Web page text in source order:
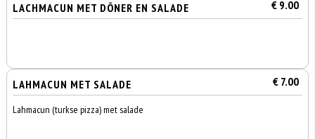
LACHMACUN MET DÖNER EN SALADE € 9.00
LAHMACUN MET SALADE € 7.00
Lahmacun (turkse pizza) met salade